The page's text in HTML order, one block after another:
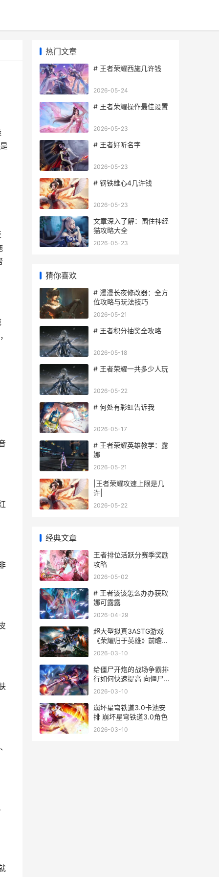
热门文章
# 王者荣耀西施几许钱
2026-05-24
# 王者荣耀操作最佳设置
2026-05-23
# 王者好听名字
2026-05-23
# 钢铁雄心4几许钱
2026-05-23
文章深入了解：围住神经
猫攻略大全
2026-05-23
猜你喜欢
# 漫漫长夜修改器：全方
位攻略与玩法技巧
2026-05-21
# 王者积分抽奖全攻略
2026-05-18
# 王者荣耀一共多少人玩
2026-05-22
# 何处有彩虹告诉我
2026-05-17
# 王者荣耀英雄教学：露
娜
2026-05-21
|王者荣耀攻速上限是几
许|
2026-05-22
经典文章
王者排位活跃分赛季奖励
攻略
2026-05-02
# 王者该该怎么办办获取
娜可露露
2026-04-29
超大型拟真3ASTG游戏
《荣耀归于英雄》前瞻信
息盘点 拟真模型官网
2026-03-10
给僵尸开炮的战场争霸排
行如何快速提高 向僵尸开
炮什么人物好
2026-03-10
崩坏星穹铁道3.0卡池安
排 崩坏星穹铁道3.0角色
2026-03-10